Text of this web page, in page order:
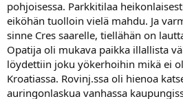
pohjoisessa. Parkkitilaa
eiköhän tuolloin vielä mahdu. Ja
sinne Cres saarelle, tiellähän on
Opatija oli mukava paikka illallista
löydettiin joku yökerhoihin mikä ei
Kroatiassa. Rovinj.ssa oli hienoa
auringonlaskua vanhassa